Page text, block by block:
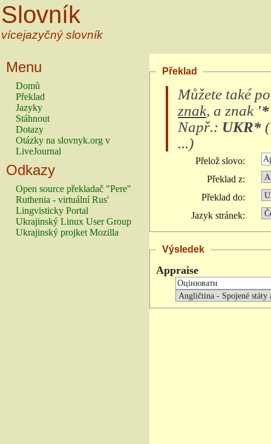
Slovník
vícejazyčný slovník
Menu
Domů
Překlad
Jazyky
Stáhnout
Dotazy
Otázky na slovnyk.org v
LiveJournal
Odkazy
Open source překladač "Pere"
Ruthenia - virtuální Rus'
Lingvisticky Portal
Ukrajinský Linux User Group
Ukrajinský projket Mozilla
Překlad
Můžete také
znak, a znak
Např.: UKR* (
...)
Přelož slovo:
Překlad z:
Překlad do:
Jazyk stránek:
Výsledek
Appraise